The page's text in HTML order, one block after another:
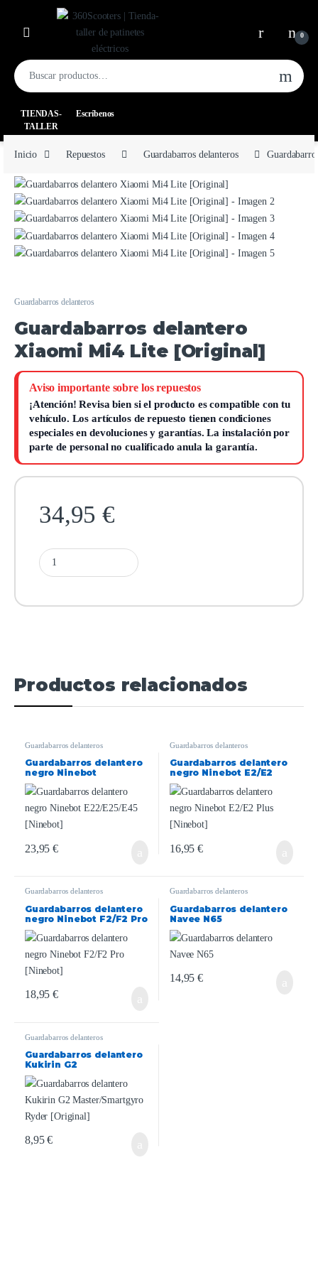
0
TIENDAS-
TALLER
Escríbenos
Inicio Repuestos Guardabarros delanteros
Guardabarros delanteros
Guardabarros delantero
Xiaomi Mi4 Lite [Original]
Aviso importante sobre los repuestos
¡Atención!Revisa bien si el producto es compatible con tu
vehículo. Los artículos de repuesto tienen condiciones
especiales en devoluciones y garantías.La instalación por
parte de personal no cualificado anula la garantía.
34,95€
Productos relacionados
Guardabarros delanteros
Guardabarros delantero
negro Ninebot
E22/E25/E45 [Ninebot]
23,95€
Guardabarros delanteros
Guardabarros delantero
negro Ninebot E2/E2
Plus [Ninebot]
16,95€
Guardabarros delanteros
Guardabarros delantero
negro Ninebot F2/F2 Pro
[Ninebot]
18,95€
Guardabarros delanteros
Guardabarros delantero
Navee N65
14,95€
Guardabarros delanteros
Guardabarros delantero
Kukirin G2
Master/Smartgyro Ryder
[Original]
8,95€